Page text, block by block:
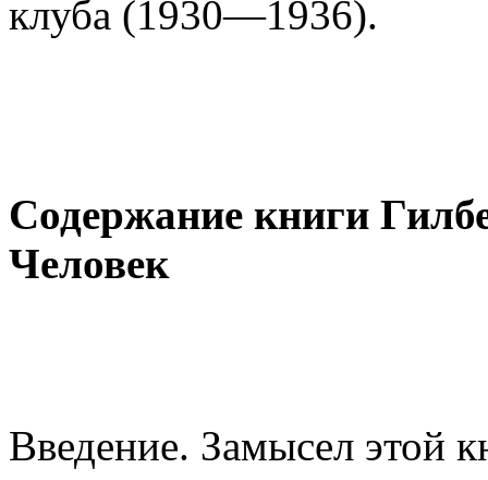
клуба (1930—1936).
Содержание книги
Человек
Введение. Замысел этой